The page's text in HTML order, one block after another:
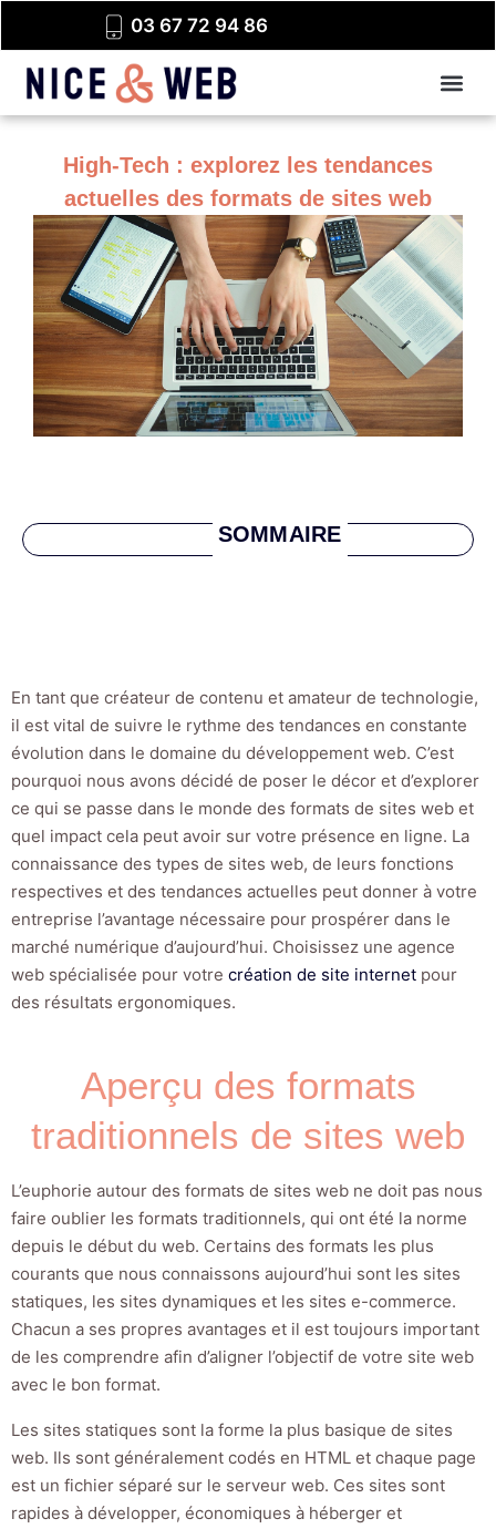
03 67 72 94 86
High-Tech : explorez les tendances
actuelles des formats de sites web
SOMMAIRE
En tant que créateur de contenu et amateur de technologie,
il est vital de suivre le rythme des tendances en constante
évolution dans le domaine du développement web. C’est
pourquoi nous avons décidé de poser le décor et d’explorer
ce qui se passe dans le monde des formats de sites web et
quel impact cela peut avoir sur votre présence en ligne. La
connaissance des types de sites web, de leurs fonctions
respectives et des tendances actuelles peut donner à votre
entreprise l’avantage nécessaire pour prospérer dans le
marché numérique d’aujourd’hui. Choisissez une agence
web spécialisée pour votre création de site internet pour
des résultats ergonomiques.
Aperçu des formats
traditionnels de sites web
L’euphorie autour des formats de sites web ne doit pas nous
faire oublier les formats traditionnels, qui ont été la norme
depuis le début du web. Certains des formats les plus
courants que nous connaissons aujourd’hui sont les sites
statiques, les sites dynamiques et les sites e-commerce.
Chacun a ses propres avantages et il est toujours important
de les comprendre afin d’aligner l’objectif de votre site web
avec le bon format.
Les sites statiques sont la forme la plus basique de sites
web. Ils sont généralement codés en HTML et chaque page
est un fichier séparé sur le serveur web. Ces sites sont
rapides à développer, économiques à héberger et